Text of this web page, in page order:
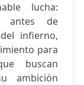
lucha:
antes de
infierno,
para
buscan
ambición